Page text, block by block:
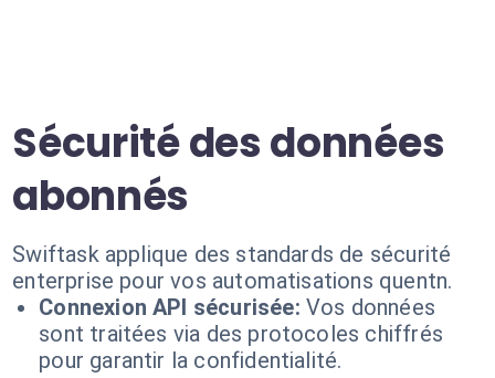
Sécurité des données
abonnés
Swiftask applique des standards de sécurité
enterprise pour vos automatisations quentn.
Connexion API sécurisée: Vos données
sont traitées via des protocoles chiffrés
pour garantir la confidentialité.